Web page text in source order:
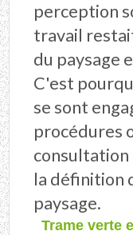
perception
travail
du paysage
C'est
se sont
procédures
consultation
la définition
paysage.
Trame verte